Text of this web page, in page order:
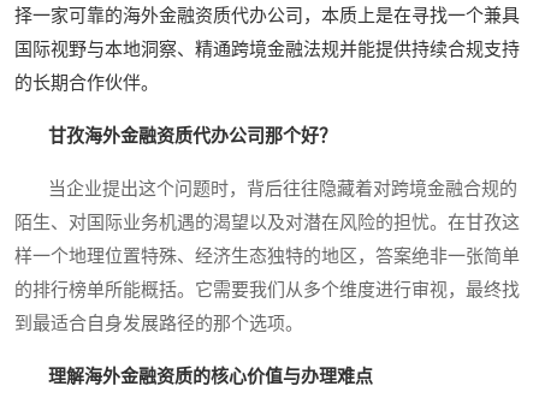
择一家可靠的海外金融资质代办公司，本质上是在寻找一个兼具
国际视野与本地洞察、精通跨境金融法规并能提供持续合规支持
的长期合作伙伴。
甘孜海外金融资质代办公司那个好？
当企业提出这个问题时，背后往往隐藏着对跨境金融合规的
陌生、对国际业务机遇的渴望以及对潜在风险的担忧。在甘孜这
样一个地理位置特殊、经济生态独特的地区，答案绝非一张简单
的排行榜单所能概括。它需要我们从多个维度进行审视，最终找
到最适合自身发展路径的那个选项。
理解海外金融资质的核心价值与办理难点